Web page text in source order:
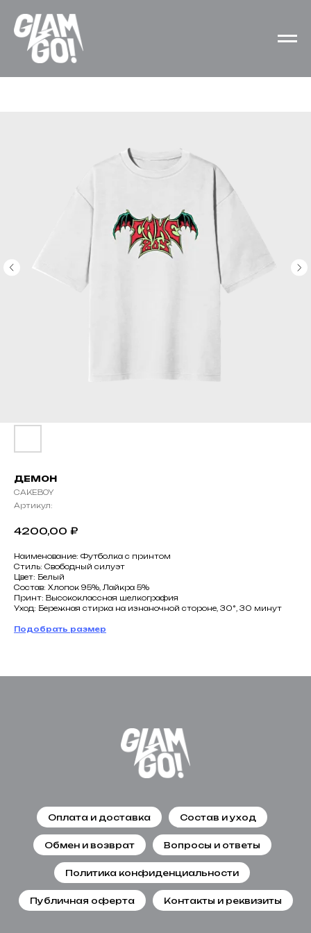
ДЕМОН
CAKEBOY
Артикул:
4200,00 ₽
Наименование: Футболка с принтом
Стиль: Свободный силуэт
Цвет: Белый
Состав: Хлопок 95%, Лайкра 5%
Принт: Высококлассная шелкография
Уход: Бережная стирка на изнаночной стороне, 30°, 30 минут
Подобрать размер
Оплата и доставка Состав и уход
Обмен и возврат Вопросы и ответы
Политика конфиденциальности
Публичная оферта Контакты и реквизиты